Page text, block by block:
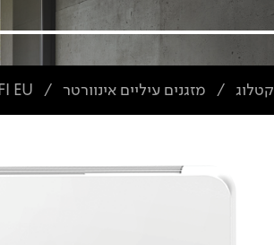
קטלוג / מזגנים עיליים אינוורטר /
EU